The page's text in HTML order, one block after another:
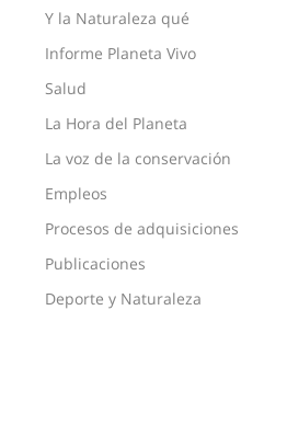
Y la Naturaleza qué
Informe Planeta Vivo
Salud
La Hora del Planeta
La voz de la conservación
Empleos
Procesos de adquisiciones
Publicaciones
Deporte y Naturaleza